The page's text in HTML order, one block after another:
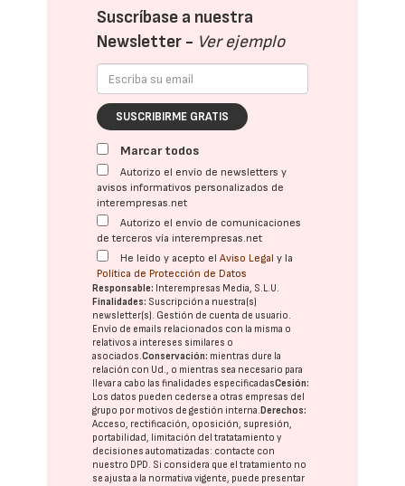
Suscríbase a nuestra
Newsletter - Ver ejemplo
SUSCRIBIRME GRATIS
Marcar todos
Autorizo el envío de newsletters y
avisos informativos personalizados de
interempresas.net
Autorizo el envío de comunicaciones
de terceros vía interempresas.net
He leído y acepto elAviso Legal y la
Política de Protección de Datos
Responsable: Interempresas Media, S.L.U.
Finalidades: Suscripción a nuestra(s)
newsletter(s). Gestión de cuenta de usuario.
Envío de emails relacionados con la misma o
relativos a intereses similares o
asociados.Conservación: mientras dure la
relación con Ud., o mientras sea necesario para
llevar a cabo las finalidades especificadasCesión:
Los datos pueden cederse a otras empresas del
grupo por motivos de gestión interna. Derechos:
Acceso, rectificación, oposición, supresión,
portabilidad, limitación del tratatamiento y
decisiones automatizadas: contacte con
nuestro DPD. Si considera que el tratamiento no
se ajusta a la normativa vigente, puede presentar